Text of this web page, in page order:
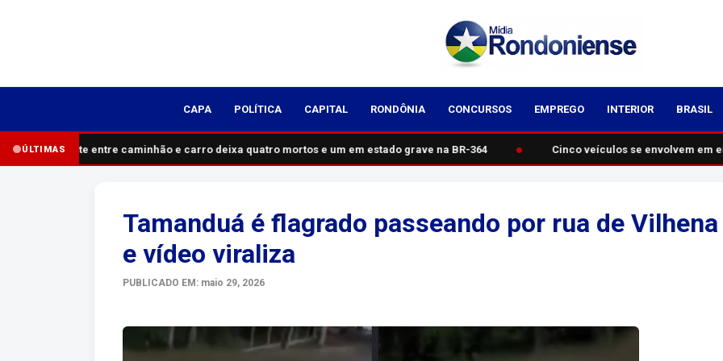
CAPA POLÍTICA CAPITAL RONDÔNIA CONCURSOS EMPREGO INTERIOR BRASIL
ÚLTIMAS
Acidente entre caminhão e carro deixa quatro mortos e um em estado grave na BR-364 ● Cinco veículos se envolvem em
Tamanduá é flagrado passeando por rua de Vilhena
e vídeo viraliza
PUBLICADO EM: maio 29, 2026